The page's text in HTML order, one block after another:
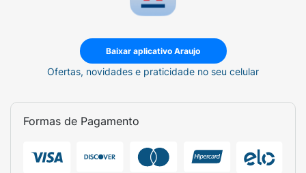
Baixar aplicativo Araujo
Ofertas, novidades e praticidade no seu celular
Formas de Pagamento